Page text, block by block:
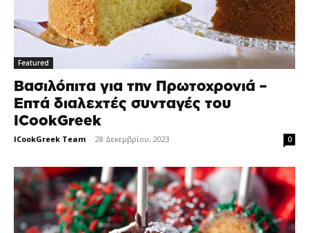
Featured
Βασιλόπιτα για την Πρωτοχρονιά –
Επτά διαλεχτές συνταγές του
ICookGreek
ICookGreek Team - 28 Δεκεμβρίου, 2023 0